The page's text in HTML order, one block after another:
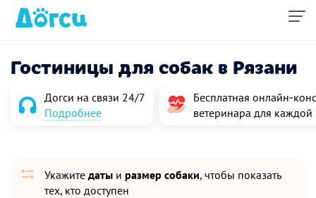
Гостиницы для собак в Рязани
Догси на связи 24/7
Подробнее
Бесплатная
ветеринара для
Укажите даты и размер собаки, чтобы показать
тех, кто доступен